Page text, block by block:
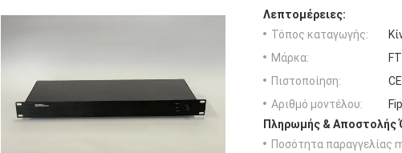
Λεπτομέρειες:
Τόπος καταγωγής:
Μάρκα:
Πιστοποίηση:
CE
Αριθμό μοντέλου:
Πληρωμής & Αποστολής
Ποσότητα παραγγελίας